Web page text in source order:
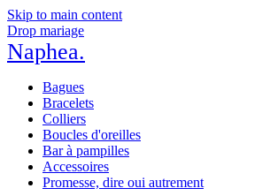
Skip to main content
Drop mariage
Naphea.
Bagues
Bracelets
Colliers
Boucles d'oreilles
Bar à pampilles
Accessoires
Promesse, dire oui autrement